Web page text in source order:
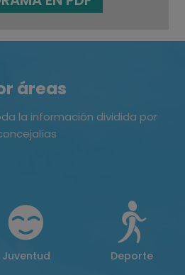
áreas
la información dividida por
Juventud Deporte